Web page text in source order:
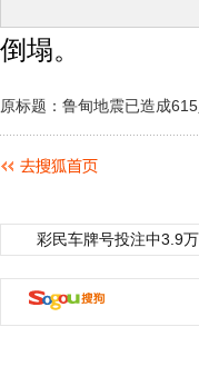
倒塌。
原标题：鲁甸地震已造成
彩民车牌号投注中3.9万